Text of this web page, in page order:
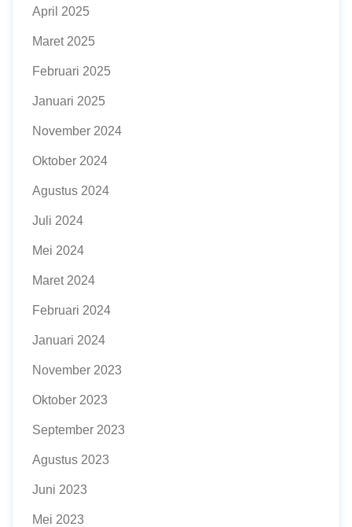
April 2025
Maret 2025
Februari 2025
Januari 2025
November 2024
Oktober 2024
Agustus 2024
Juli 2024
Mei 2024
Maret 2024
Februari 2024
Januari 2024
November 2023
Oktober 2023
September 2023
Agustus 2023
Juni 2023
Mei 2023